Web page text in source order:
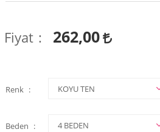
Fiyat 262,00
Renk
Beden